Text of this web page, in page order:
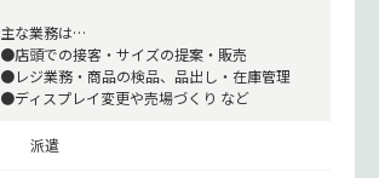
主な業務は…
●店頭での接客・サイズの提案・販売
●レジ業務・商品の検品、品出し・在庫管理
●ディスプレイ変更や売場づくり など
派遣